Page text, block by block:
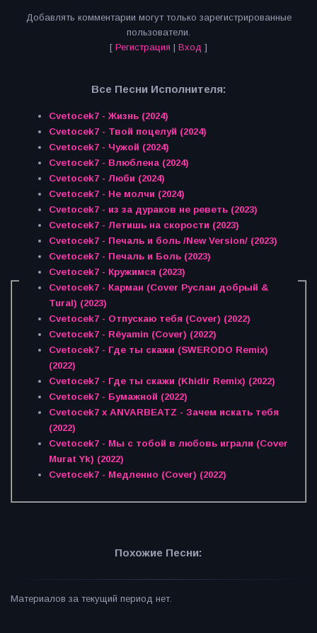
Добавлять комментарии могут только зарегистрированные
пользователи.
[ Регистрация | Вход ]
Все Песни Исполнителя:
Cvetocek7 - Жизнь (2024)
Cvetocek7 - Твой поцелуй (2024)
Cvetocek7 - Чужой (2024)
Cvetocek7 - Влюблена (2024)
Cvetocek7 - Люби (2024)
Cvetocek7 - Не молчи (2024)
Cvetocek7 - из за дураков не реветь (2023)
Cvetocek7 - Летишь на скорости (2023)
Cvetocek7 - Печаль и боль /New Version/ (2023)
Cvetocek7 - Печаль и Боль (2023)
Cvetocek7 - Кружимся (2023)
Cvetocek7 - Карман (Cover Руслан добрый &
Tural) (2023)
Cvetocek7 - Отпускаю тебя (Cover) (2022)
Cvetocek7 - Rêyamin (Cover) (2022)
Cvetocek7 - Где ты скажи (SWERODO Remix)
(2022)
Cvetocek7 - Где ты скажи (Khidir Remix) (2022)
Cvetocek7 - Бумажной (2022)
Cvetocek7 x ANVARBEATZ - Зачем искать тебя
(2022)
Cvetocek7 - Мы с тобой в любовь играли (Cover
Murat Yk) (2022)
Cvetocek7 - Медленно (Cover) (2022)
Похожие Песни:
Материалов за текущий период нет.